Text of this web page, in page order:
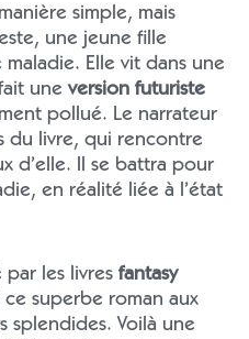
simple, mais
une jeune fille
Elle vit dans une
uneversion futuriste
pollué. Le narrateur
du livre, qui rencontre
d’elle. Il se battra pour
en réalité liée à l’état
par les livres fantasy
ce superbe roman aux
splendides. Voilà une